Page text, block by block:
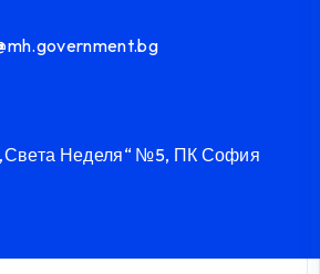
Неделя“ №5, ПК София